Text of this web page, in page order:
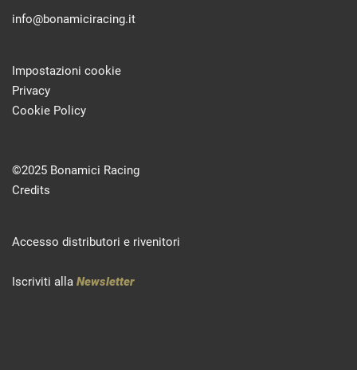
info@bonamiciracing.it
Impostazioni cookie
Privacy
Cookie Policy
©2025 Bonamici Racing
Credits
Accesso distributori e rivenitori
Iscriviti alla Newsletter